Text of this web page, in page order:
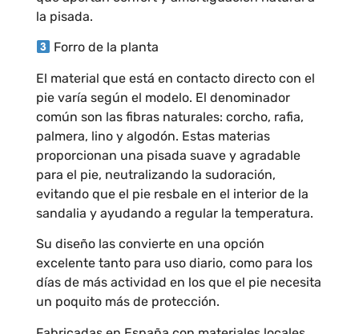
la pisada.
Forro de la planta
El material que está en contacto directo con el
pie varía según el modelo. El denominador
común son las fibras naturales: corcho, rafia,
palmera, lino y algodón. Estas materias
proporcionan una pisada suave y agradable
para el pie, neutralizando la sudoración,
evitando que el pie resbale en el interior de la
sandalia y ayudando a regular la temperatura.
Su diseño las convierte en una opción
excelente tanto para uso diario, como para los
días de más actividad en los que el pie necesita
un poquito más de protección.